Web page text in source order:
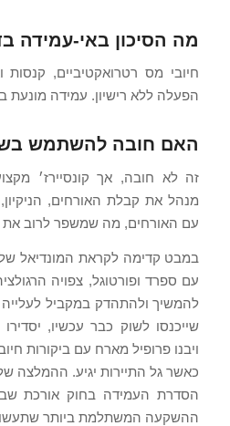
מה הסיכון באי-עמידה
חיובי מס רטרואקטיביים, קנסות
הפעלה ללא רישיון. עמידה מונעת
האם חובה להשתמש
זה לא חובה, אך קונסיירז׳
מנהל את קבלת האורחים,
עם האורחים, מה שמשפר לרוב את
עם ספרד ופורטוגל, צפויה
להמשיך ולהתהדק במקביל
שייכנסו לשוק כבר עכשיו,
ויבנו פרופיל מארח עם ביקורות
כאשר גל התיירות יגיע. ההמלצה
הסדרת העמידה בחוק אורכת
ההשקעה המשתלמת ביותר